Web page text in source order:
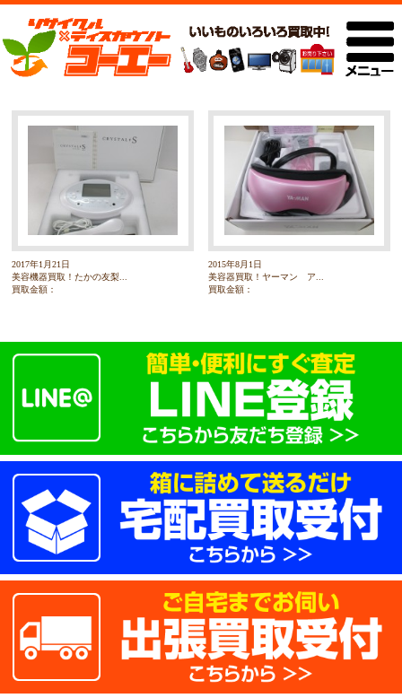
2017年1月21日
美容機器買取！たかの友梨...
買取金額：
2015年8月1日
美容器買取！ヤーマン ア...
買取金額：